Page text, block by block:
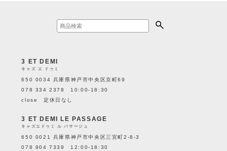
3 ET DEMI
キャズ エ ドゥミ
650 0034 兵庫県神戸市中央区京町69
078 334 2378 10:00-18:30
close 定休日なし
3 ET DEMI LE PASSAGE
キャズエドゥミ ル パサージュ
650 0021 兵庫県神戸市中央区三宮町2-8-3
078 904 7339 12:00-18:30